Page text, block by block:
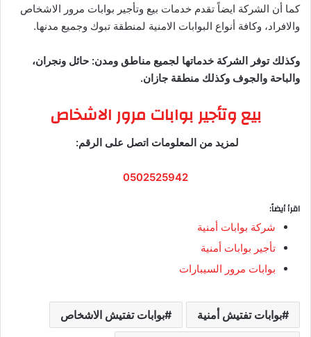
كما أن الشركة ايضاً تقدم خدمات بيع وتأجير بوابات مرور الاشخاص
والافراد، وكافة أنواع البوابات الامنية لمنطقة تبوك وجميع مدنها.
وكذلك توفر الشركة خدماتها لجميع مناطق ومدن: حائل ونجران،
والباحة والجوف وكذلك منطقة جازان.
بيع وتأجير بوابات مرور الاشخاص
لمزيد من المعلومات اتصل على الرقم:
0502525942
اقرأ أيضاً:
شركة بوابات أمنية
تأجير بوابات أمنية
بوابات مرور السيبارات
بوابات تفتيش أمنية بوابات تفتيش الاشخاص